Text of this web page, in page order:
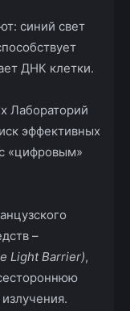
синий свет
ДНК клетки.
Лабораторий
эффективных
«цифровым»
–
Light Barrier),